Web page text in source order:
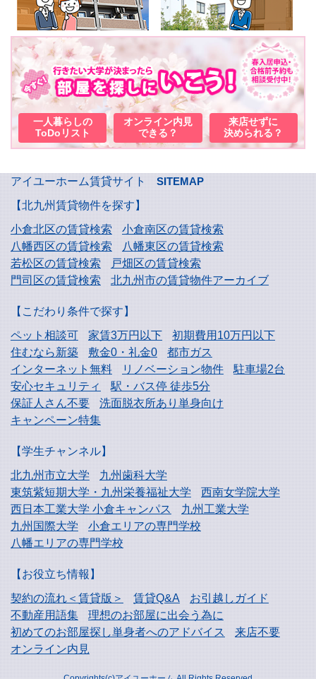
一人暮らしの
ToDoリスト
オンライン内見
できる？
来店せずに
決められる？
アイユーホーム賃貸サイト
SITEMAP
【北九州賃貸物件を探す】
小倉北区の賃貸検索
小倉南区の賃貸検索
八幡西区の賃貸検索
八幡東区の賃貸検索
若松区の賃貸検索
戸畑区の賃貸検索
門司区の賃貸検索
北九州市の賃貸物件アーカイブ
【こだわり条件で探す】
ペット相談可
家賃3万円以下
初期費用10万円以下
住むなら新築
敷金0・礼金0
都市ガス
インターネット無料
リノベーション物件
駐車場2台
安心セキュリティ
駅・バス停 徒歩5分
保証人さん不要
洗面脱衣所あり単身向け
キャンペーン特集
【学生チャンネル】
北九州市立大学
九州歯科大学
東筑紫短期大学・九州栄養福祉大学
西南女学院大学
西日本工業大学小倉キャンパス
九州工業大学
九州国際大学
小倉エリアの専門学校
八幡エリアの専門学校
【お役立ち情報】
契約の流れ＜賃貸版＞
賃貸Q&A
お引越しガイド
不動産用語集
理想のお部屋に出会う為に
初めてのお部屋探し単身者へのアドバイス
来店不要
オンライン内見